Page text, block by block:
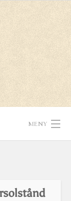
MENY